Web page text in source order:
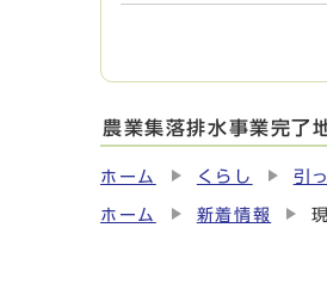
農業集落排水事業完了
ホーム くらし 引
ホーム 新着情報